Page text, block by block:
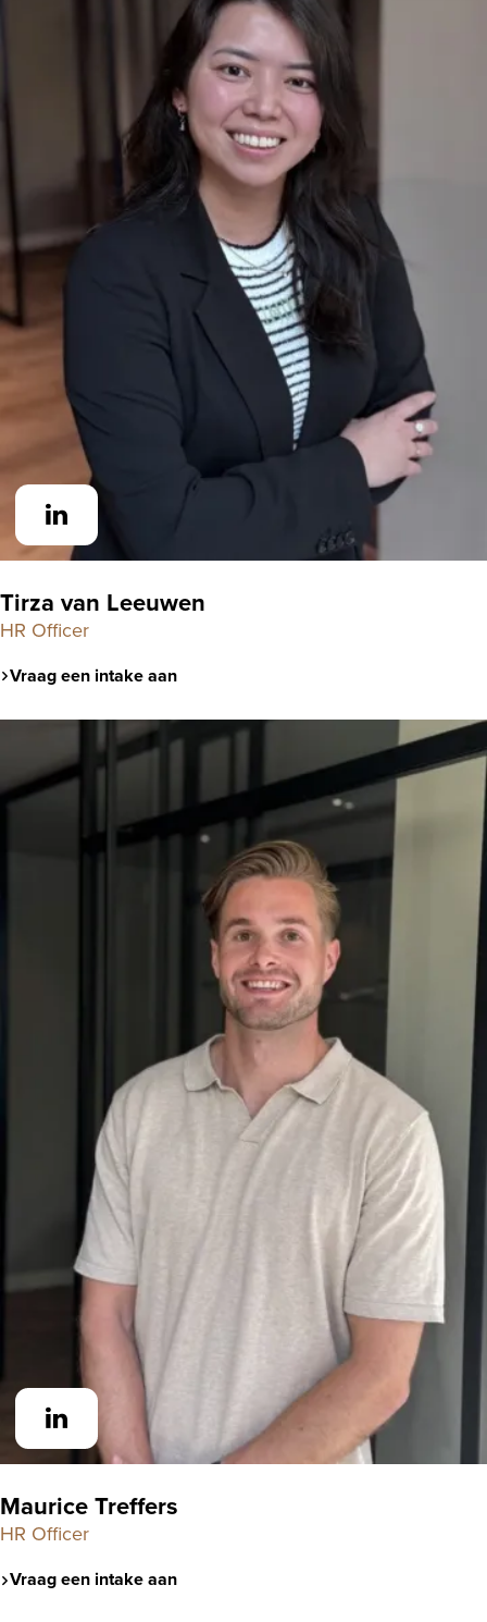
Tirza van Leeuwen
HR Officer
Vraag een intake aan
Maurice Treffers
HR Officer
Vraag een intake aan